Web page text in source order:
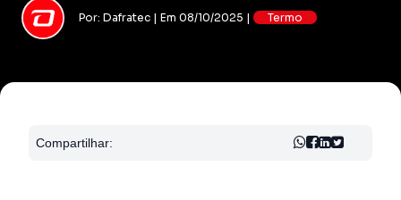
Por: Dafratec | Em 08/10/2025 | Termo
Compartilhar: